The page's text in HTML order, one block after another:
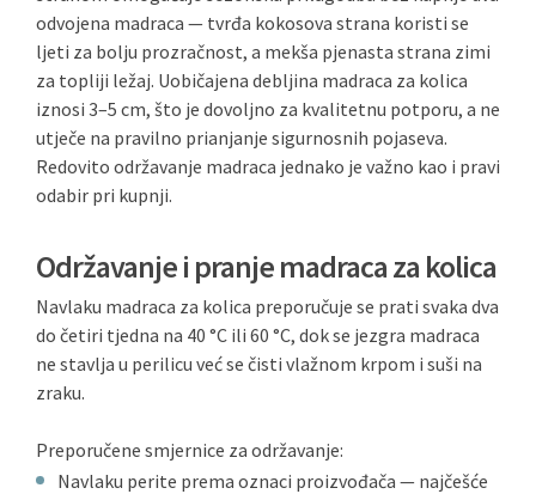
odvojena madraca — tvrđa kokosova strana koristi se
ljeti za bolju prozračnost, a mekša pjenasta strana zimi
za topliji ležaj. Uobičajena debljina madraca za kolica
iznosi 3–5 cm, što je dovoljno za kvalitetnu potporu, a ne
utječe na pravilno prianjanje sigurnosnih pojaseva.
Redovito održavanje madraca jednako je važno kao i pravi
odabir pri kupnji.
Održavanje i pranje madraca za kolica
Navlaku madraca za kolica preporučuje se prati svaka dva
do četiri tjedna na 40 °C ili 60 °C, dok se jezgra madraca
ne stavlja u perilicu već se čisti vlažnom krpom i suši na
zraku.
Preporučene smjernice za održavanje:
Navlaku perite prema oznaci proizvođača — najčešće